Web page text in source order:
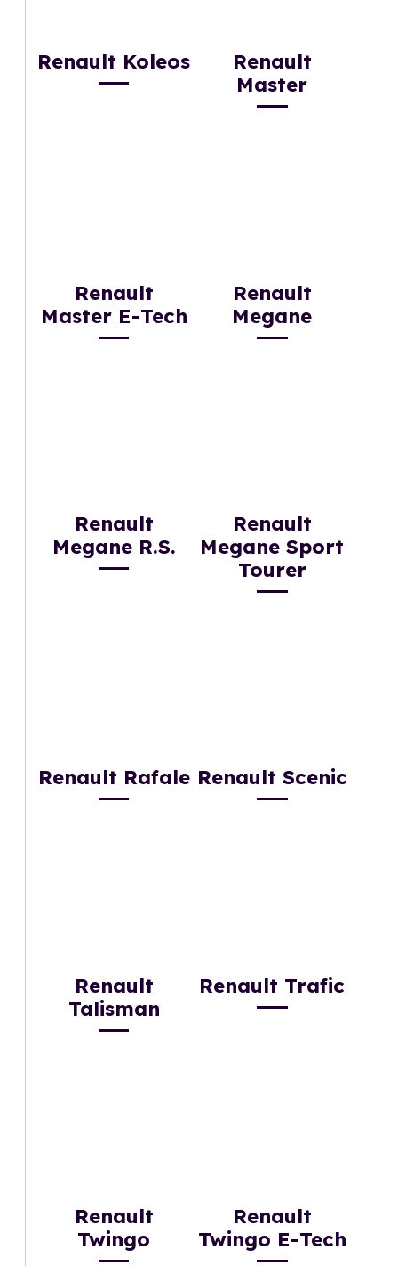
Renault Koleos
Renault
Master
Renault
Master E-Tech
Renault
Megane
Renault
Megane R.S.
Renault
Megane Sport
Tourer
Renault Rafale Renault Scenic
Renault
Talisman
Renault Trafic
Renault
Twingo
Renault
Twingo E-Tech